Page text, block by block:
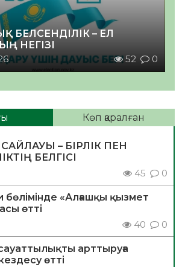
БЕЛСЕНДІЛІК – ЕЛ
НЕГІЗІ
52 0
Көп қаралған
– БІРЛІК ПЕН
БЕЛГІСІ
45 0
бөлімінде «Алғашқы қызмет
өтті
40 0
арттыруға
өтті